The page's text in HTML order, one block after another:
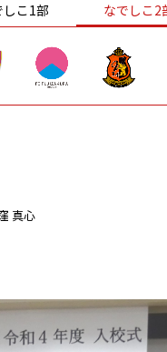
しこ1部 なでしこ2
真心